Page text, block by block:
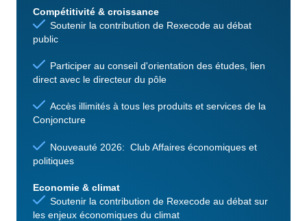
Compétitivité & croissance
Soutenir la contribution de Rexecode au débat
public
Participer au conseil d'orientation des études, lien
direct avec le directeur du pôle
Accès illimités à tous les produits et services de la
Conjoncture
Nouveauté 2026: Club Affaires économiques et
politiques
Economie & climat
Soutenir la contribution de Rexecode au débat sur
les enjeux économiques du climat